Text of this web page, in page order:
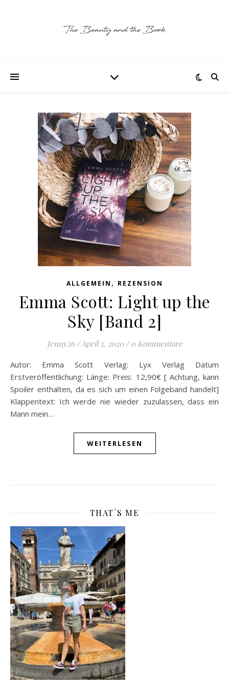
ALLGEMEIN , REZENSION
Emma Scott: Light up the
Sky [Band 2]
Jenny26 /April 5, 2020 / 0 Kommentare
Autor: Emma Scott Verlag: Lyx Verlag Datum
Erstveröffentlichung: Länge: Preis: 12,90€ [ Achtung, kann
Spoiler enthalten, da es sich um einen Folgeband handelt]
Klappentext: Ich werde nie wieder zuzulassen, dass ein
Mann mein…
WEITERLESEN
THAT´S ME